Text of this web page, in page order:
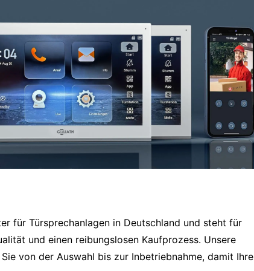
für Türsprechanlagen in Deutschland und steht für
und einen reibungslosen Kaufprozess. Unsere
von der Auswahl bis zur Inbetriebnahme, damit Ihre